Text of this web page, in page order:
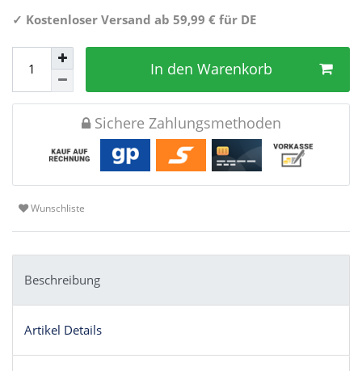
✓ Kostenloser Versand ab 59,99 € für DE
In den Warenkorb
Sichere Zahlungsmethoden
Wunschliste
Beschreibung
Artikel Details